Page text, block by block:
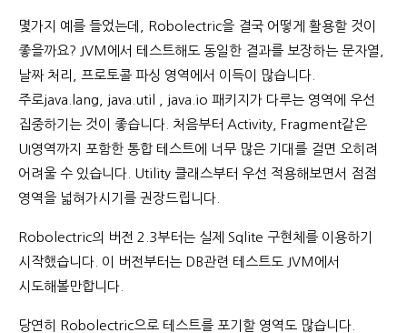
몇가지 예를 들었는데, Robolectric을 결국 어떻게 활용할 것이
좋을까요? JVM에서 테스트해도 동일한 결과를 보장하는 문자열,
날짜 처리, 프로토콜 파싱 영역에서 이득이 많습니다.
주로java.lang, java.util , java.io 패키지가 다루는 영역에 우선
집중하기는 것이 좋습니다. 처음부터 Activity, Fragment같은
UI영역까지 포함한 통합 테스트에 너무 많은 기대를 걸면 오히려
어려울 수 있습니다. Utility 클래스부터 우선 적용해보면서 점점
영역을 넓혀가시기를 권장드립니다.
Robolectric의 버전 2.3부터는 실제 Sqlite 구현체를 이용하기
시작했습니다. 이 버전부터는 DB관련 테스트도 JVM에서
시도해볼만합니다.
당연히 Robolectric으로 테스트를 포기할 영역도 많습니다.